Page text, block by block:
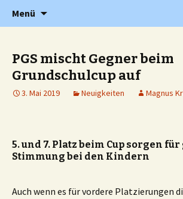
PGS
Grundschule in Holzwickede
Menü
PGS mischt Gegner beim
Grundschulcup auf
3. Mai 2019 Neuigkeiten Magnus
5. und 7. Platz beim Cup sorgen für
Stimmung bei den Kindern
Auch wenn es für vordere Platzierungen